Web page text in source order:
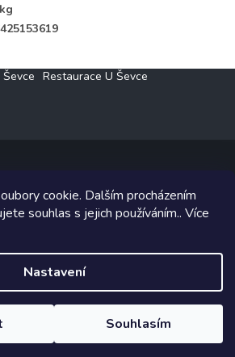
cookie. Dalším procházením
souhlas s jejich používáním.. Více
Nastavení
Souhlasím
Restaurace U Ševce
Klesný s.r.o.. Všechna práva vyhrazena.
na Shoptet implementoval
Shoptetak.cz.
Vytvořil Shoptet